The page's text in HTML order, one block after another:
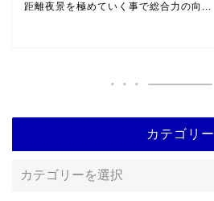
距離夜景を極めていく事で総合力の向...
カテゴリー